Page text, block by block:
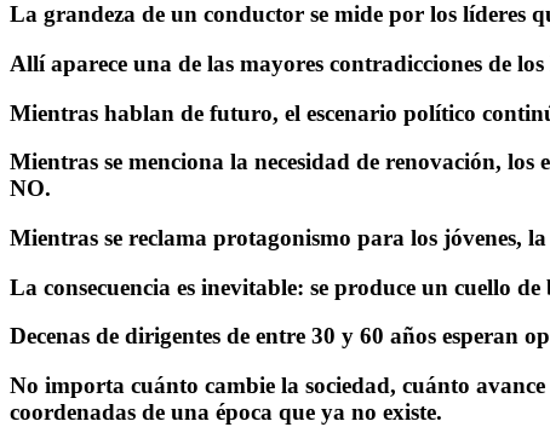
La grandeza de un conductor se mide por los líderes
Allí aparece una de las mayores contradicciones de
Mientras hablan de futuro, el escenario político
Mientras se menciona la necesidad de renovación,
NO.
Mientras se reclama protagonismo para los jóvenes,
La consecuencia es inevitable: se produce un cuello
Decenas de dirigentes de entre 30 y 60 años
No importa cuánto cambie la sociedad, cuánto
coordenadas de una época que ya no existe.